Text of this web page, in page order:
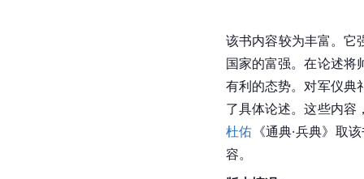
该书内容较为丰富。它
国家的富强。在论述将
有利的态势。对军仪典
了具体论述。这些内容
杜佑 《通典·兵典》取
容。